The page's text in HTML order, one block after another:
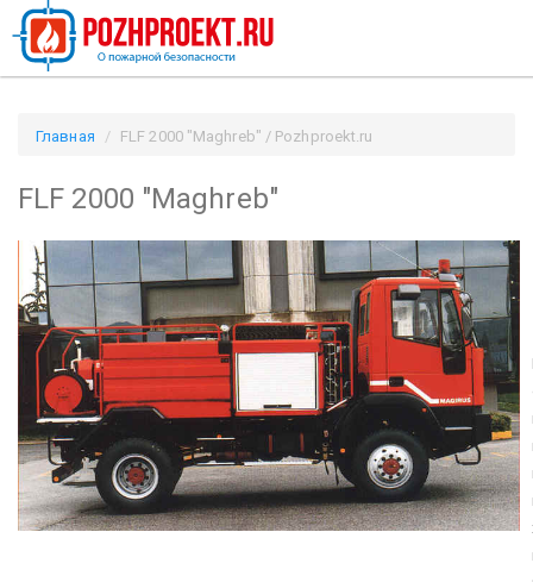
Главная FLF 2000 "Maghreb" / Pozhproekt.ru
FLF 2000 "Maghreb"